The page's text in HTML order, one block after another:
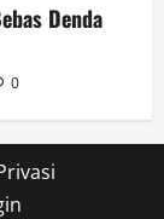
Denda
0